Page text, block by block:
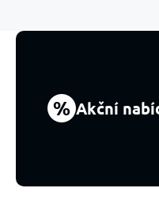
53
13
mm,
% Akční